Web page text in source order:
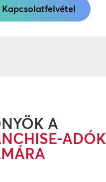
Kapcsolatfelvétel
A
ADÓK